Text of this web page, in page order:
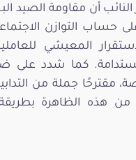
النائب أن مقاومة الصيد
حساب التوازن
المعيشي
كما شدد على
مقترحًا جملة من
هذه الظاهرة